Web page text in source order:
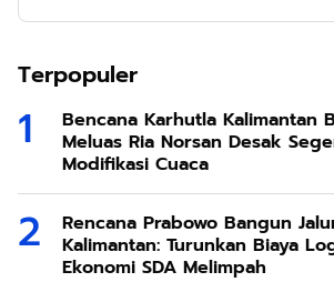
Terpopuler
Bencana Karhutla Kalimantan
Meluas Ria Norsan Desak
Modifikasi Cuaca
Rencana Prabowo Bangun
Kalimantan: Turunkan Biaya
Ekonomi SDA Melimpah